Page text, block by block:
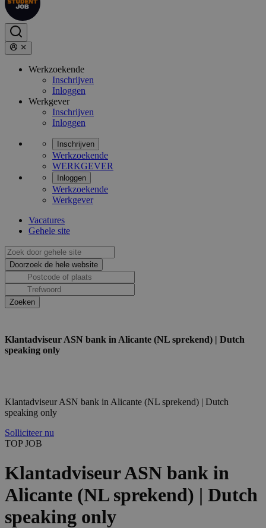
Werkzoekende
Inschrijven
Inloggen
Werkgever
Inschrijven
Inloggen
Inschrijven
Werkzoekende
WERKGEVER
Inloggen
Werkzoekende
Werkgever
Vacatures
Gehele site
Klantadviseur ASN bank in Alicante (NL sprekend) | Dutch
speaking only
Klantadviseur ASN bank in Alicante (NL sprekend) | Dutch
speaking only
Solliciteer nu
TOP JOB
Klantadviseur ASN bank in
Alicante (NL sprekend) | Dutch
speaking only